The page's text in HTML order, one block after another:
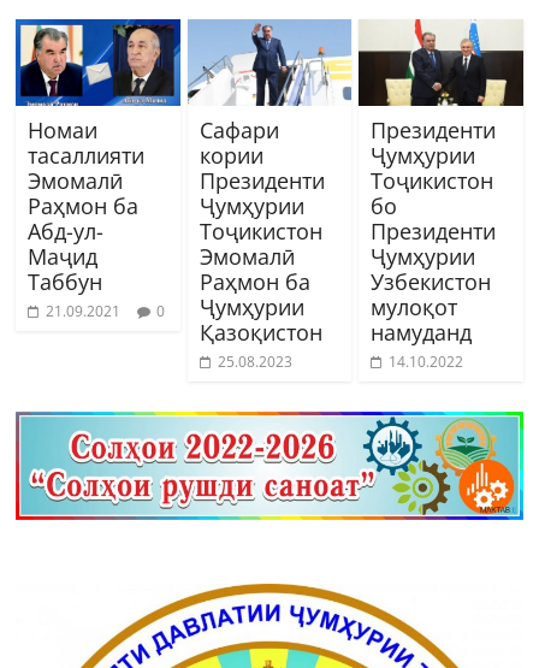
Номаи
тасаллияти
Эмомалӣ
Раҳмон ба
Абд-ул-
Маҷид
Таббун
21.09.2021 0
Сафари
кории
Президенти
Ҷумҳурии
Тоҷикистон
Эмомалӣ
Раҳмон ба
Ҷумҳурии
Қазоқистон
25.08.2023
Президенти
Ҷумҳурии
Тоҷикистон
бо
Президенти
Ҷумҳурии
Узбекистон
мулоқот
намуданд
14.10.2022